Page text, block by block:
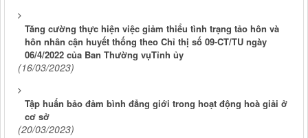
Tăng cường thực hiện việc giảm thiểu tình trạng tảo hôn và
hôn nhân cận huyết thống theo Chỉ thị số 09-CT/TU ngày
06/4/2022 của Ban Thường vụTỉnh ủy
(16/03/2023)
Tập huấn bảo đảm bình đẳng giới trong hoạt động hoà giải ở
cơ sở
(20/03/2023)